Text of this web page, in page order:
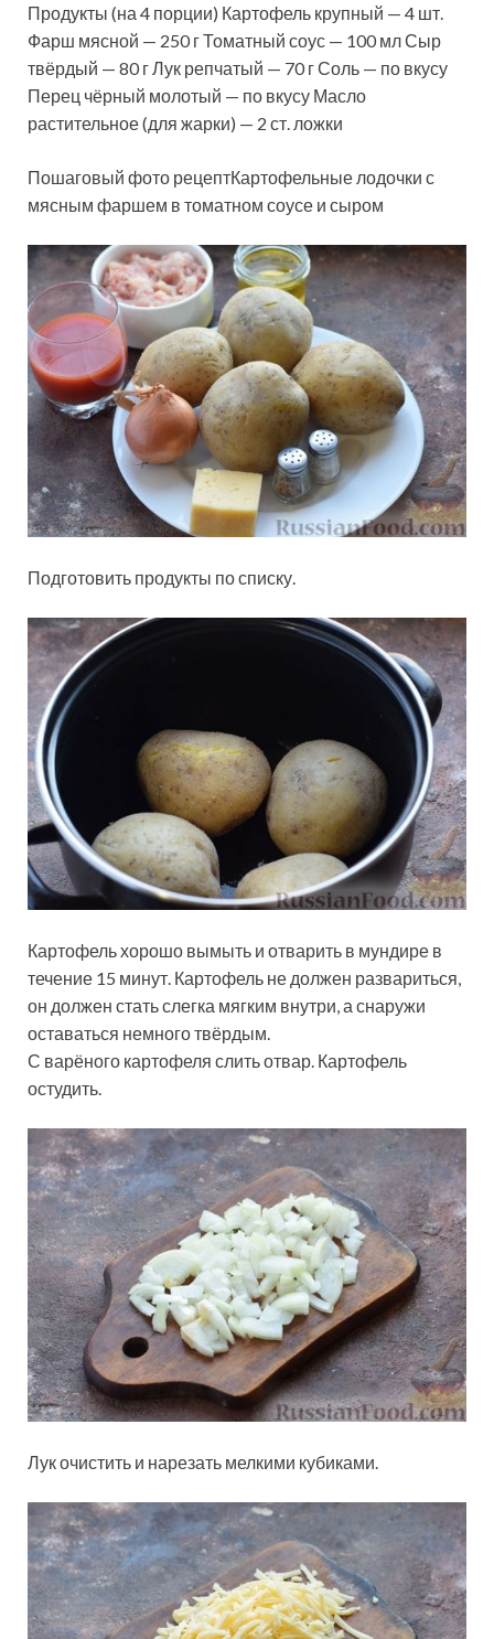
Продукты (на 4 порции) Картофель крупный — 4 шт.
Фарш мясной — 250 г Томатный соус — 100 мл Сыр
твёрдый — 80 г Лук репчатый — 70 г Соль — по вкусу
Перец чёрный молотый — по вкусу Масло
растительное (для жарки) — 2 ст. ложки
Пошаговый фото рецептКартофельные лодочки с
мясным фаршем в томатном соусе и сыром
Подготовить продукты по списку.
Картофель хорошо вымыть и отварить в мундире в
течение 15 минут. Картофель не должен развариться,
он должен стать слегка мягким внутри, а снаружи
оставаться немного твёрдым.
С варёного картофеля слить отвар. Картофель
остудить.
Лук очистить и нарезать мелкими кубиками.